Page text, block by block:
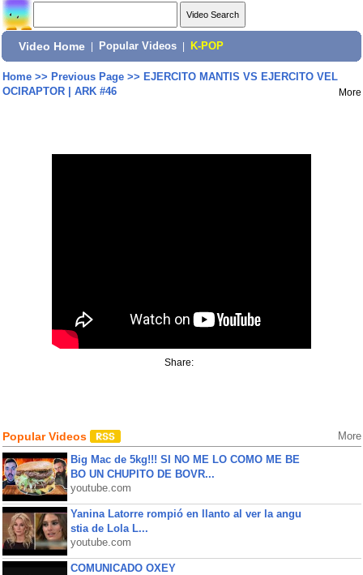
Video Home Popular Videos K-POP
Home>> Previous Page>> EJERCITO MANTIS VS EJERCITO VEL
OCIRAPTOR | ARK #46
More
Share:
Popular Videos More
Big Mac de 5kg!!! SI NO ME LO COMO ME BE
BO UN CHUPITO DE BOVR...
youtube.com
Yanina Latorre rompió en llanto al ver la angu
stia de Lola L...
youtube.com
COMUNICADO OXEY